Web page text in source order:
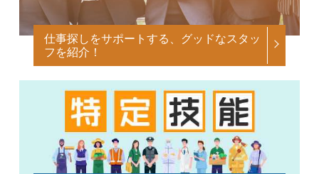
仕事探しをサポートする、グッドなスタッ
フを紹介！